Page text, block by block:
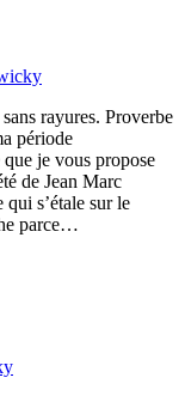
rayures. Proverbe
période
je vous propose
de Jean Marc
s’étale sur le
parce…